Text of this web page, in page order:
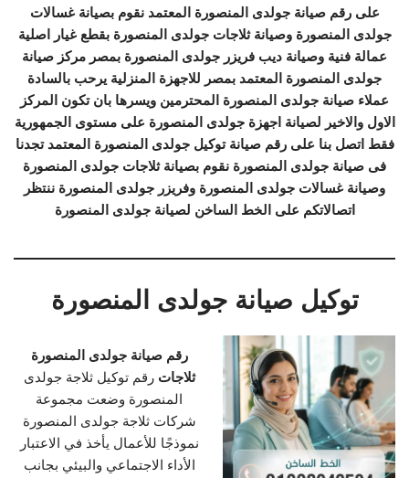
على رقم صيانة جولدى المنصورة المعتمد نقوم بصيانة غسالات
جولدى المنصورة وصيانة ثلاجات جولدى المنصورة بقطع غيار اصلية
عمالة فنية وصيانة ديب فريزر جولدى المنصورة بمصر مركز صيانة
جولدى المنصورة المعتمد بمصر للاجهزة المنزلية يرحب بالسادة
عملاء صيانة جولدى المنصورة المحترمين ويسرها بان تكون المركز
الاول والاخير لصيانة اجهزة جولدى المنصورة على مستوى الجمهورية
فقط اتصل بنا على رقم صيانة توكيل جولدى المنصورة المعتمد تجدنا
فى صيانة جولدى المنصورة نقوم بصيانة ثلاجات جولدى المنصورة
وصيانة غسالات جولدى المنصورة وفريزر جولدى المنصورة ننتظر
اتصالاتكم على الخط الساخن لصيانة جولدى المنصورة
توكيل صيانة جولدى المنصورة
رقم صيانة جولدى المنصورة
ثلاجات رقم توكيل ثلاجة جولدى
المنصورة وضعت مجموعة
شركات ثلاجة جولدى المنصورة
نموذجًا للأعمال يأخذ في الاعتبار
الأداء الاجتماعي والبيئي بجانب